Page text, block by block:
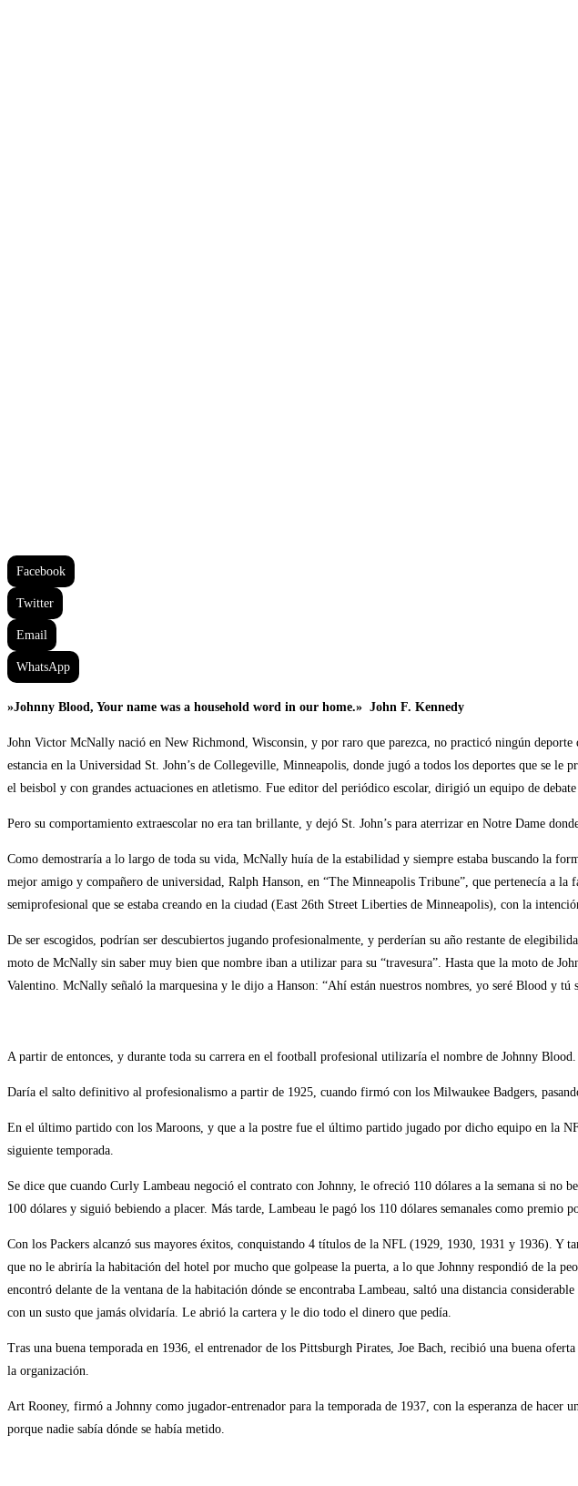
Facebook
Twitter
Email
WhatsApp
»Johnny Blood, Your name was a household word in our home.» John F. Kennedy
John Victor McNally nació en New Richmond, Wisconsin, y por raro que parezca, no practicó ningún deporte
estancia en la Universidad St. John’s de Collegeville, Minneapolis, donde jugó a todos los deportes que se
el beisbol y con grandes actuaciones en atletismo. Fue editor del periódico escolar, dirigió un equipo de
Pero su comportamiento extraescolar no era tan brillante, y dejó St. John’s para aterrizar en Notre Dame
Como demostraría a lo largo de toda su vida, McNally huía de la estabilidad y siempre estaba buscando la
mejor amigo y compañero de universidad, Ralph Hanson, en “The Minneapolis Tribune”, que pertenecía a
semiprofesional que se estaba creando en la ciudad (East 26th Street Liberties de Minneapolis), con la
De ser escogidos, podrían ser descubiertos jugando profesionalmente, y perderían su año restante de
moto de McNally sin saber muy bien que nombre iban a utilizar para su “travesura”. Hasta que la moto de
Valentino. McNally señaló la marquesina y le dijo a Hanson: “Ahí están nuestros nombres, yo seré Blood y tú
A partir de entonces, y durante toda su carrera en el football profesional utilizaría el nombre de Johnny Blood.
Daría el salto definitivo al profesionalismo a partir de 1925, cuando firmó con los Milwaukee Badgers,
En el último partido con los Maroons, y que a la postre fue el último partido jugado por dicho equipo en la
siguiente temporada.
Se dice que cuando Curly Lambeau negoció el contrato con Johnny, le ofreció 110 dólares a la semana si
100 dólares y siguió bebiendo a placer. Más tarde, Lambeau le pagó los 110 dólares semanales como premio
Con los Packers alcanzó sus mayores éxitos, conquistando 4 títulos de la NFL (1929, 1930, 1931 y 1936). Y
que no le abriría la habitación del hotel por mucho que golpease la puerta, a lo que Johnny respondió de la
encontró delante de la ventana de la habitación dónde se encontraba Lambeau, saltó una distancia
con un susto que jamás olvidaría. Le abrió la cartera y le dio todo el dinero que pedía.
Tras una buena temporada en 1936, el entrenador de los Pittsburgh Pirates, Joe Bach, recibió una buena
la organización.
Art Rooney, firmó a Johnny como jugador-entrenador para la temporada de 1937, con la esperanza de
porque nadie sabía dónde se había metido.